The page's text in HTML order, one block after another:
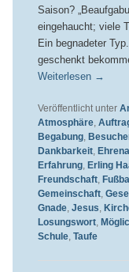
Saison?
eingehaucht; viele
Ein begnadeter
geschenkt
Weiterlesen →
Veröffentlicht unter
Atmosphäre,
Begabung,
Dankbarkeit,
Erfahrung, Erling
Freundschaft, Fußball
Gemeinschaft,
Gnade, Jesus,
Losungswort,
Schule, Taufe